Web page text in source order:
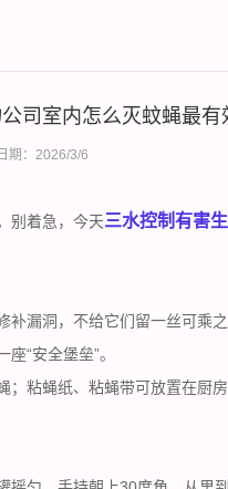
司室内怎么灭蚊蝇最有
日期：2026/3/6
别着急，今天三水控制有害
漏洞，不给它们留一丝可乘之
“安全堡垒”。
粘蝇纸、粘蝇带可放置在厨